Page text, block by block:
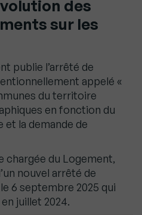
des
sur les
publie l’arrêté de
appelé «
du territoire
en fonction du
et la demande de
chargée du Logement,
nouvel arrêté de
6 septembre 2025 qui
juillet 2024.